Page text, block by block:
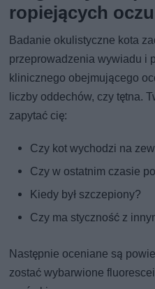
ropiejących
Badanie okulistyczne kota
przeprowadzenia wywiadu i
klinicznego obejmującego
liczby oddechów, czy tętna.
zapytać cię:
Czy kot wychodzi na
Czy w ostatnim czasie
Kiedy był szczepiony?
Czy ma styczność z
Następnie oceniane są
zostać wybarwione